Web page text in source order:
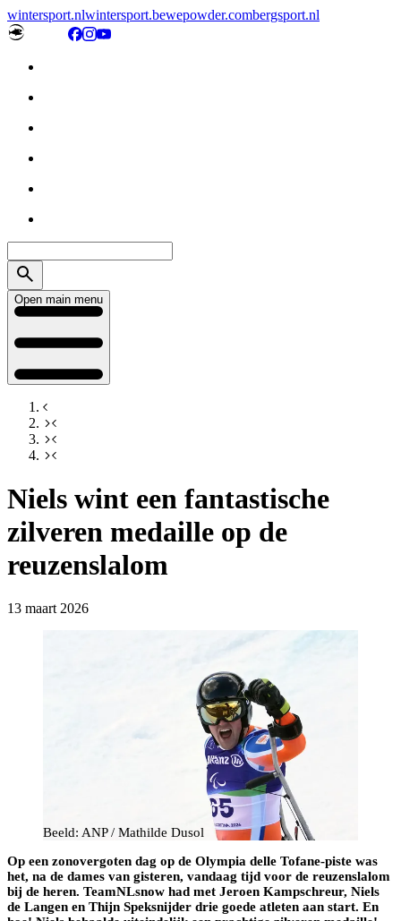
wintersport.nlwintersport.bewepowder.combergsport.nl
Open main menu
Niels wint een fantastische
zilveren medaille op de
reuzenslalom
13 maart 2026
Beeld: ANP / Mathilde Dusol
Op een zonovergoten dag op de Olympia delle Tofane-piste was
het, na de dames van gisteren, vandaag tijd voor de reuzenslalom
bij de heren. TeamNLsnow had met Jeroen Kampschreur, Niels
de Langen en Thijn Speksnijder drie goede atleten aan start. En